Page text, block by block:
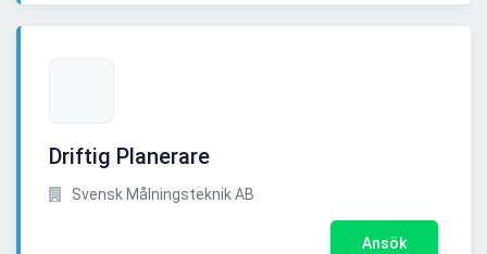
Driftig Planerare
Svensk Målningsteknik AB
Ansök